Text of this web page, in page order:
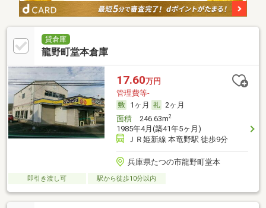
貸倉庫
龍野町堂本倉庫
17.60万円
管理費等-
1ヶ月
2ヶ月
面積246.63m2
1985年4月(築41年5ヶ月)
ＪＲ姫新線 本竜野駅 徒歩9分
兵庫県たつの市龍野町堂本
即引き渡し可 駅から徒歩10分以内